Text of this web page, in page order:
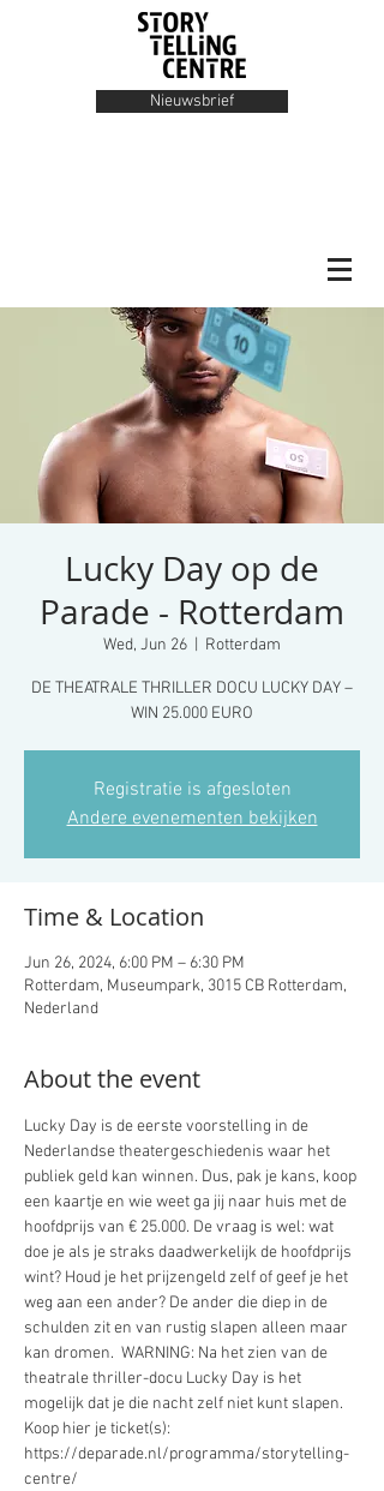
Nieuwsbrief
Lucky Day op de
Parade - Rotterdam
Wed, Jun 26 Rotterdam
DE THEATRALE THRILLER DOCU LUCKY DAY –
WIN 25.000 EURO
Registratie is afgesloten
Andere evenementen bekijken
Time & Location
Jun 26, 2024, 6:00 PM – 6:30 PM
Rotterdam, Museumpark, 3015 CB Rotterdam,
Nederland
About the event
Lucky Day is de eerste voorstelling in de
Nederlandse theatergeschiedenis waar het
publiek geld kan winnen. Dus, pak je kans, koop
een kaartje en wie weet ga jij naar huis met de
hoofdprijs van € 25.000. De vraag is wel: wat
doe je als je straks daadwerkelijk de hoofdprijs
wint? Houd je het prijzengeld zelf of geef je het
weg aan een ander? De ander die diep in de
schulden zit en van rustig slapen alleen maar
kan dromen.  WARNING: Na het zien van de
theatrale thriller-docu Lucky Day is het
mogelijk dat je die nacht zelf niet kunt slapen.
Koop hier je ticket(s):
https://deparade.nl/programma/storytelling-
centre/